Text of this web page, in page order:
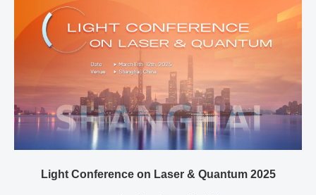
Light Conference on Laser & Quantum 2025